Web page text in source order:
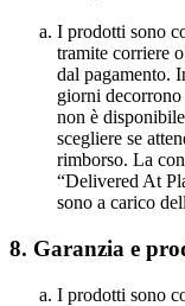
I prodotti sono
tramite corriere
dal pagamento.
giorni
non è
scegliere se
rimborso. La
“Delivered At
sono a carico
8. Garanzia e
I prodotti sono